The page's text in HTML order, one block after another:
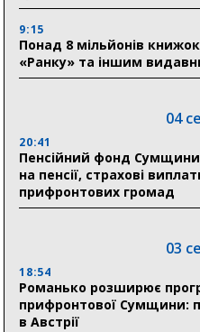
9:15
Понад 8 мільйонів
«Ранку» та іншим
04
20:41
Пенсійний фонд
на пенсії, страхові
прифронтових громад
03
18:54
Романько розширює
прифронтової Сумщини:
в Австрії